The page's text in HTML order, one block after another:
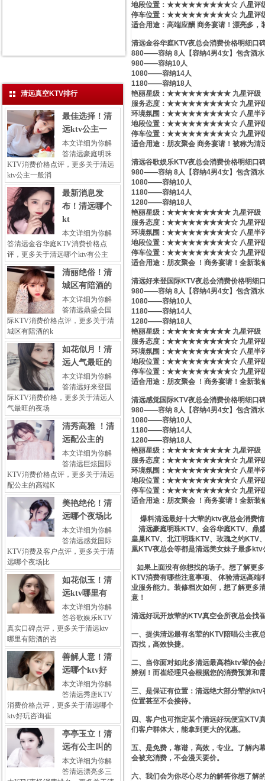
地段位置：★★★★★★★★★☆ 八星评
停车位置：★★★★★★★★★☆ 九星评
适合用途：高端应酬 商务宴请！漂亮多
清远金谷华庭KTV夜总会消费价格明细口
880——容纳 8人【容纳4男4女】包含酒水
980——容纳10人
1080——容纳14人
1180——容纳18人
艳丽星级​‌‌：★★★★★★★★★ 九星评级
服务态度：★★★★★★★★★☆ 九星评
环境氛围：★★★★★★★★★☆ 八星半
地段位置：★★★★★★★★★☆ 八星评
停车位置：★★★★★★★★★☆ 九星评
适合用途：朋友聚会 商务宴请！被称为清
清远谷歌娱乐KTV夜总会消费价格明细口
980——容纳 8人【容纳4男4女】包含酒水
1080——容纳10人
1180——容纳14人
1280——容纳18人
艳丽星级​‌‌：★★★★★★★★★ 九星评级
服务态度：★★★★★★★★★☆ 九星评
环境氛围：★★★★★★★★★☆ 八星半
地段位置：★★★★★★★★★☆ 八星评
停车位置：★★★★★★★★★☆ 九星评
适合用途：朋友聚会 ！商务宴请！全新
清远好来登国际KTV夜总会消费价格明细
980——容纳 8人【容纳4男4女】包含酒水
1080——容纳10人
1180——容纳14人
1280——容纳18人
艳丽星级​‌‌：★★★★★★★★★ 九星评级
服务态度：★★★★★★★★★☆ 九星评
环境氛围：★★★★★★★★★☆ 八星半
地段位置：★★★★★★★★★☆ 八星评
停车位置：★★★★★★★★★☆ 九星评
适合用途：朋友聚会 ！商务宴请！全新装
清远感觉国际KTV夜总会消费价格明细口
980——容纳 8人【容纳4男4女】包含酒水
1080——容纳10人
1180——容纳14人
1280——容纳18人
艳丽星级​‌‌：★★★★★★★★★ 九星评级
服务态度：★★★★★★★★★☆ 九星评
环境氛围：★★★★★★★★★☆ 八星半
地段位置：★★★★★★★★★☆ 八星评
停车位置：★★★★★★★★★☆ 九星评
适合用途：朋友聚会 ！商务宴请！全新装
爆料清远最好十大荤的ktv夜总会消费情
清远豪庭明珠KTV、金谷华庭KTV、鼎
皇巢KTV、北江明珠KTV、玫瑰之约KTV
凰KTV夜总会等都是清远美女妹子最多
如果上面没有你想找的场子。想了解更
KTV消费有哪些注意事项、 体验清远高
业服务能力。装修档次如何，想了解更多
意！
清远好玩开放荤的KTV真空会所夜总会找
一、提供清远最有名荤的KTV陪唱公主夜
西找，高效快捷。
二、当你面对如此多清远最高档ktv荤的
辨别！而崔经理只会根据您的消费预算和
三、是保证有位置：清远绝大部分荤的
位置甚至不会接待。
四、客户也可指定某个清远好玩便宜KTV
们客户群体大，能拿到更大的优惠。
五、是免费，靠谱，高效，专业。了解内
会被充消费，不会漫天要价。
六、我们会为你尽心尽力的解答你想了解
清远真空KTV排行
最佳选择！清
远ktv公主一
本文详细为你解
答清远豪庭明珠
KTV消费价格点评，更多关于清远
ktv公主一般消
最新消息发
布！清远哪个
kt
本文详细为你解
答清远金谷华庭KTV消费价格点
评，更多关于清远哪个ktv有公主
清丽绝俗！清
城区有陪酒的
本文详细为你解
答清远鼎盛会国
际KTV消费价格点评，更多关于清
城区有陪酒的k
如花似月！清
远人气最旺的
本文详细为你解
答清远好来登国
际KTV消费价格，更多关于清远人
气最旺的夜场
清秀高雅 ！清
远配公主的
本文详细为你解
答清远巨炫国际
KTV消费价格点评，更多关于清远
配公主的高端K
美艳绝伦！清
远哪个夜场比
本文详细为你解
答清远感觉国际
KTV消费及客户点评，更多关于清
远哪个夜场比
如花似玉！清
远ktv哪里有
本文详细为你解
答谷歌娱乐KTV
真实口碑点评，更多关于清远ktv
哪里有陪酒的咨
善解人意！清
远哪个ktv好
本文详细为你解
答清远秀唐KTV
消费价格点评，更多关于清远哪个
ktv好玩咨询崔
亭亭玉立！清
远有公主叫的
本文详细为你解
答清远漂亮多三